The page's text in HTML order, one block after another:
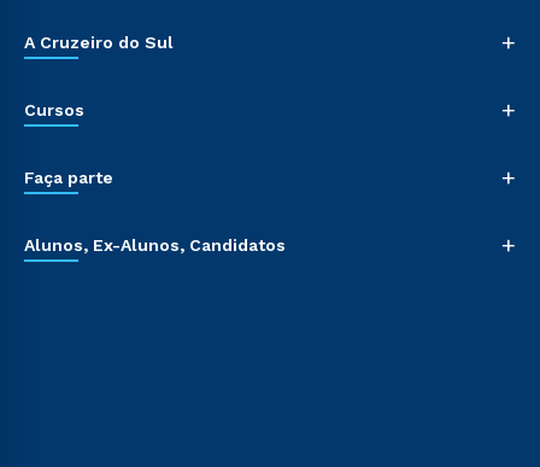
A Cruzeiro do Sul +
Cursos +
Faça parte +
Alunos, Ex-Alunos, Candidatos +